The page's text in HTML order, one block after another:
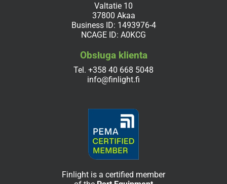
Valtatie 10
37800 Akaa
Business ID: 1493976-4
NCAGE ID: A0KCG
Obsługa klienta
Tel. +358 40 668 5048
info@finlight.fi
Finlight is a certified member